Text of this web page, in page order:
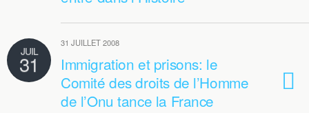
JUIL
31
31 JUILLET 2008
Immigration et prisons: le
Comité des droits de l’Homme
de l’Onu tance la France